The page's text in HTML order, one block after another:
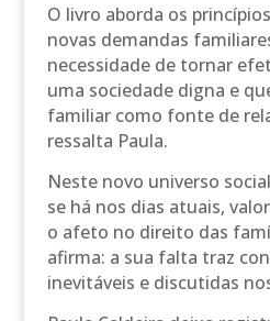
O livro aborda os
novas demandas
necessidade de tornar
uma sociedade digna e
familiar como fonte de
ressalta Paula.
Neste novo universo
se há nos dias atuais,
o afeto no direito das
afirma: a sua falta traz
inevitáveis e discutidas